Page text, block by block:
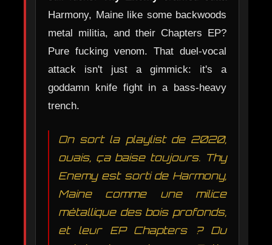
Harmony, Maine like some backwoods
metal militia, and their Chapters EP?
Pure fucking venom. That duel-vocal
attack isn't just a gimmick: it's a
goddamn knife fight in a bass-heavy
trench.
On sort la playlist de 2020,
ouais, ça baise toujours. Thy
Enemy est sorti de Harmony,
Maine comme une milice
métallique des bois profonds,
et leur EP Chapters ? Du